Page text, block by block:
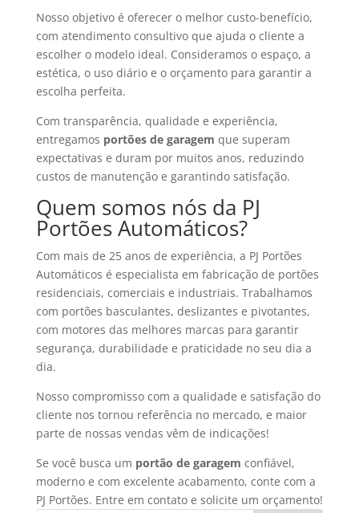
Nosso objetivo é oferecer o melhor custo-benefício,
com atendimento consultivo que ajuda o cliente a
escolher o modelo ideal. Consideramos o espaço, a
estética, o uso diário e o orçamento para garantir a
escolha perfeita.
Com transparência, qualidade e experiência,
entregamos portões de garagem que superam
expectativas e duram por muitos anos, reduzindo
custos de manutenção e garantindo satisfação.
Quem somos nós da PJ
Portões Automáticos?
Com mais de 25 anos de experiência, a PJ Portões
Automáticos é especialista em fabricação de portões
residenciais, comerciais e industriais. Trabalhamos
com portões basculantes, deslizantes e pivotantes,
com motores das melhores marcas para garantir
segurança, durabilidade e praticidade no seu dia a
dia.
Nosso compromisso com a qualidade e satisfação do
cliente nos tornou referência no mercado, e maior
parte de nossas vendas vêm de indicações!
Se você busca um portão de garagem confiável,
moderno e com excelente acabamento, conte com a
PJ Portões. Entre em contato e solicite um orçamento!